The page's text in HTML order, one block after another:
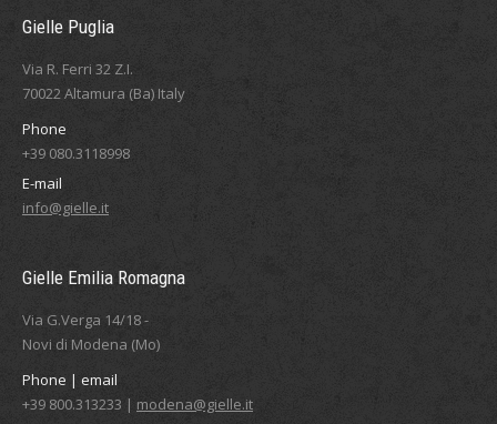
Gielle Puglia
Via R. Ferri 32 Z.I.
70022 Altamura (Ba) Italy
Phone
+39 080.3118998
E-mail
info@gielle.it
Gielle Emilia Romagna
Via G.Verga 14/18 -
Novi di Modena (Mo)
Phone | email
+39 800.313233 | modena@gielle.it